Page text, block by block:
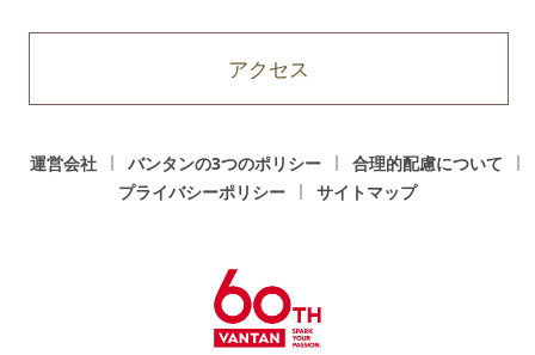
アクセス
運営会社 バンタンの3つのポリシー
合理的配慮について
プライバシーポリシー
サイトマップ